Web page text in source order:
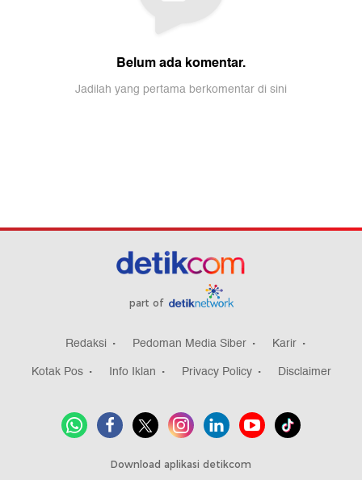
part of
Redaksi Pedoman Media Siber
Karir
Kotak Pos
Info Iklan Privacy Policy Disclaimer
Download aplikasi detikcom